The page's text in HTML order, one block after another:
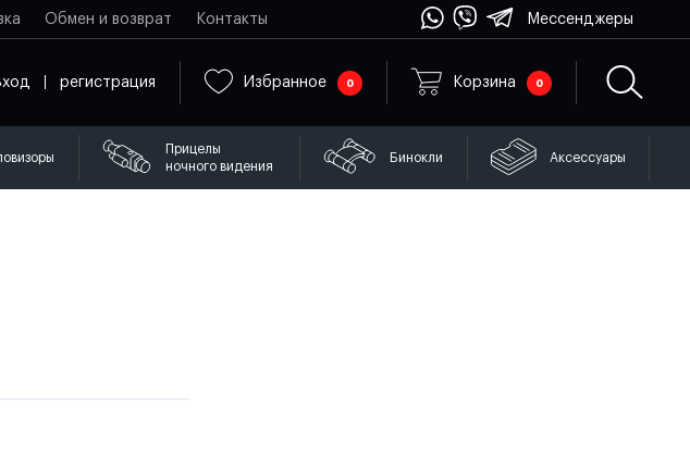
Обмен и возврат Контакты Мессенджеры
регистрация Избранное 0 Корзина 0
Прицелы
ночного видения
Бинокли Аксессуары